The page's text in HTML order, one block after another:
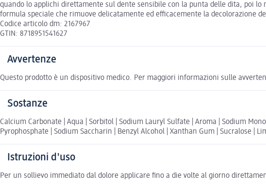
quando lo applichi direttamente sul dente sensibile con la punta delle dita, poi
formula speciale che rimuove delicatamente ed efficacemente la decolorazione
Codice articolo dm: 2167967
GTIN: 8718951541627
Avvertenze
Questo prodotto è un dispositivo medico. Per maggiori informazioni sulle
Sostanze
Calcium Carbonate | Aqua | Sorbitol | Sodium Lauryl Sulfate | Aroma | Sodium
Pyrophosphate | Sodium Saccharin | Benzyl Alcohol | Xanthan Gum | Sucralose
Istruzioni d'uso
Per un sollievo immediato dal dolore applicare fino a die volte al giorno